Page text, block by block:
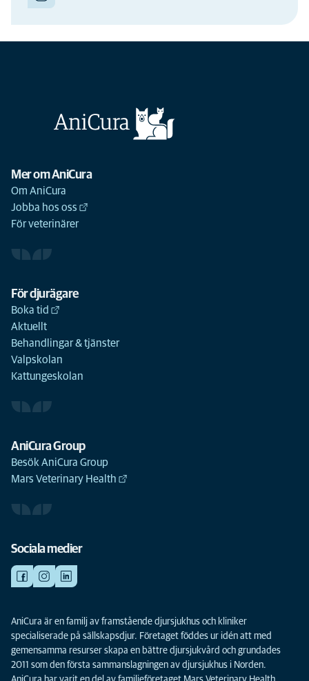
Mer om AniCura
Om AniCura
Jobba hos oss
För veterinärer
För djurägare
Boka tid
Aktuellt
Behandlingar & tjänster
Valpskolan
Kattungeskolan
AniCura Group
Besök AniCura Group
Mars Veterinary Health
Sociala medier
AniCura är en familj av framstående djursjukhus och kliniker
specialiserade på sällskapsdjur. Företaget föddes ur idén att med
gemensamma resurser skapa en bättre djursjukvård och grundades
2011 som den första sammanslagningen av djursjukhus i Norden.